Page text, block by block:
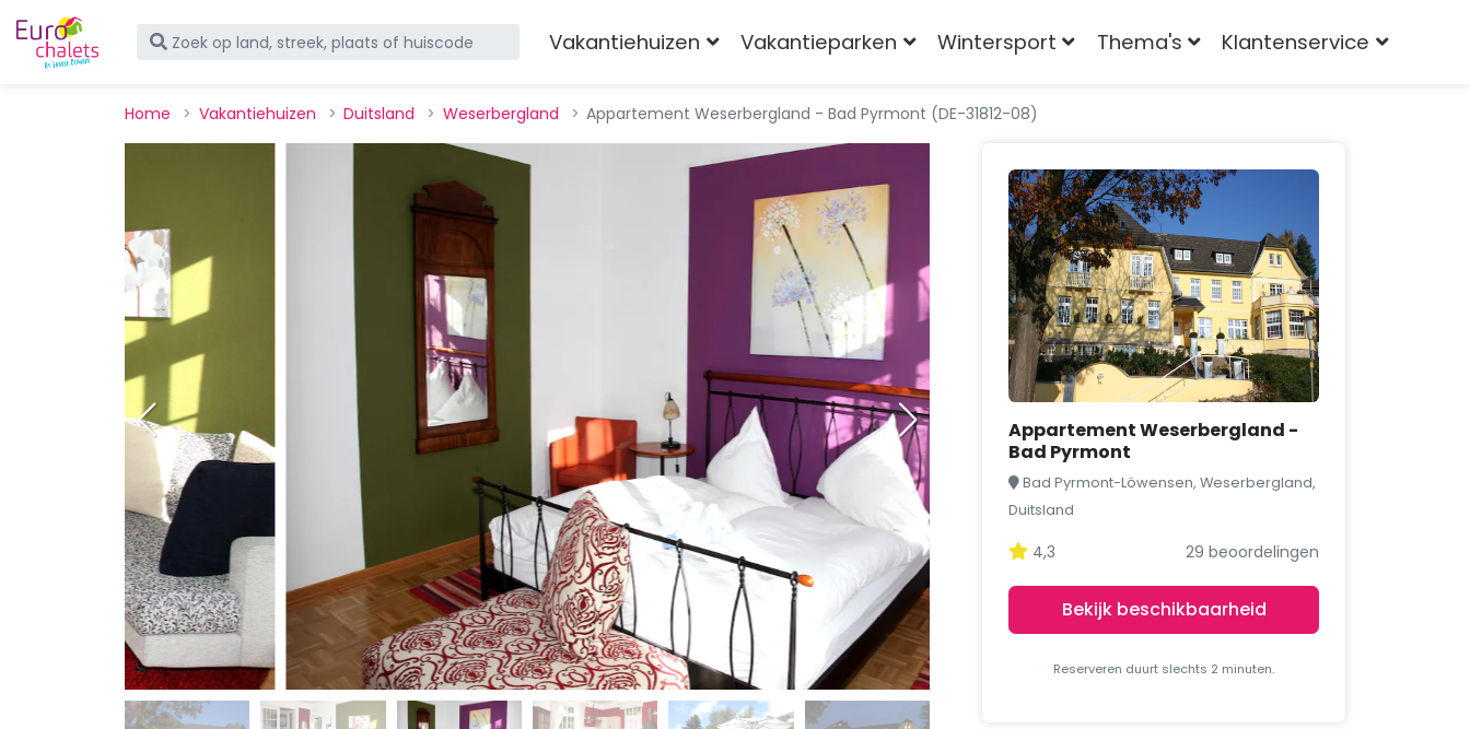
Vakantiehuizen Vakantieparken Wintersport Thema's Klantenservice
Home Vakantiehuizen Duitsland Weserbergland Appartement Weserbergland - Bad Pyrmont (DE-31812-08)
Appartement Weserbergland -
Bad Pyrmont
Bad Pyrmont-Löwensen, Weserbergland,
Duitsland
4,3 29 beoordelingen
Bekijk beschikbaarheid
Reserveren duurt slechts 2 minuten.